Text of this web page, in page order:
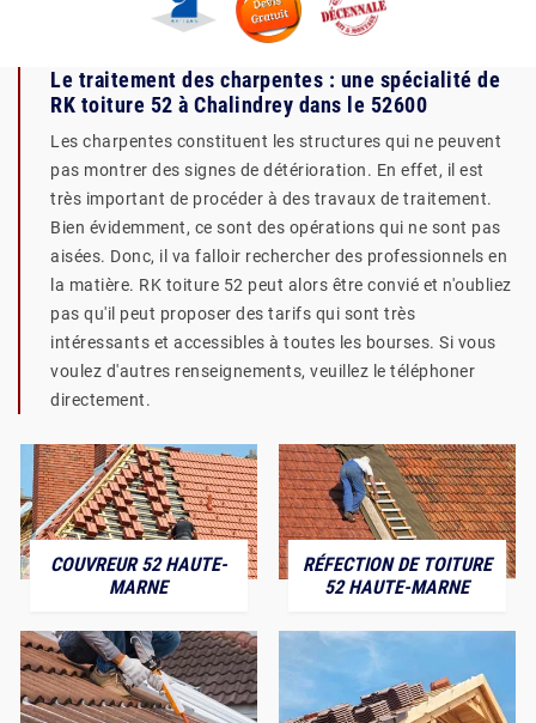
Le traitement des charpentes : une spécialité de
RK toiture 52 à Chalindrey dans le 52600
Les charpentes constituent les structures qui ne peuvent
pas montrer des signes de détérioration. En effet, il est
très important de procéder à des travaux de traitement.
Bien évidemment, ce sont des opérations qui ne sont pas
aisées. Donc, il va falloir rechercher des professionnels en
la matière. RK toiture 52 peut alors être convié et n'oubliez
pas qu'il peut proposer des tarifs qui sont très
intéressants et accessibles à toutes les bourses. Si vous
voulez d'autres renseignements, veuillez le téléphoner
directement.
COUVREUR 52 HAUTE-
MARNE
RÉFECTION DE TOITURE
52 HAUTE-MARNE